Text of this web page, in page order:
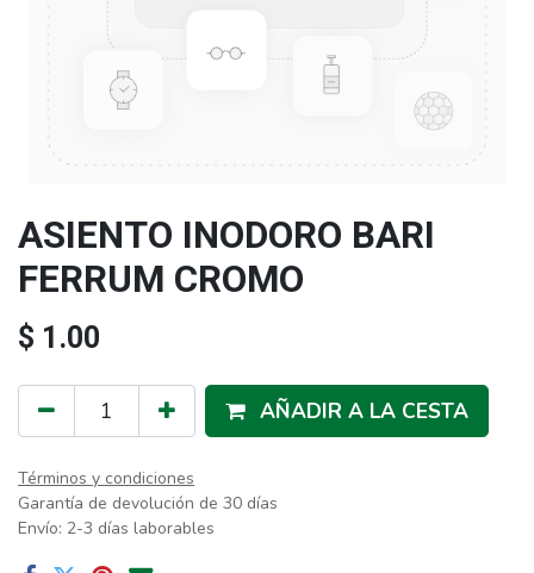
ASIENTO INODORO BARI
FERRUM CROMO
$ 1.00
AÑADIR A LA CESTA
Términos y condiciones
Garantía de devolución de 30 días
Envío: 2-3 días laborables